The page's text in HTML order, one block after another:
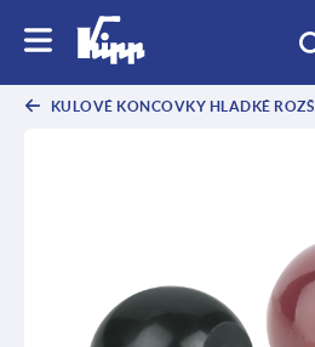
KULOVÉ KONCOVKY HLADKÉ